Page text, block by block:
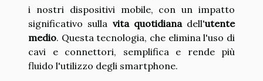
i nostri dispositivi mobile, con un impatto
significativo sulla vita quotidianadell'utente
medio. Questa tecnologia, che elimina l'uso di
cavi e connettori, semplifica e rende più
fluido l'utilizzo degli smartphone.